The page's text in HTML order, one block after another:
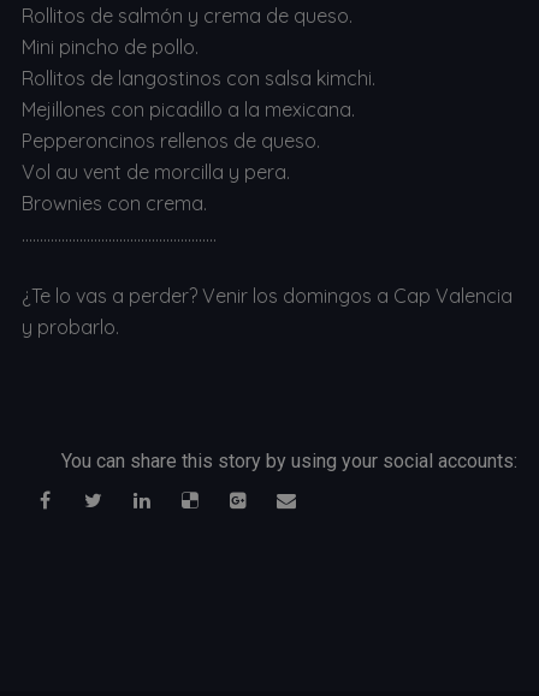
Rollitos de salmón y crema de queso.
Mini pincho de pollo.
Rollitos de langostinos con salsa kimchi.
Mejillones con picadillo a la mexicana.
Pepperoncinos rellenos de queso.
Vol au vent de morcilla y pera.
Brownies con crema.
………………………………………………
¿Te lo vas a perder? Venir los domingos a Cap Valencia
y probarlo.
You can share this story by using your social accounts: